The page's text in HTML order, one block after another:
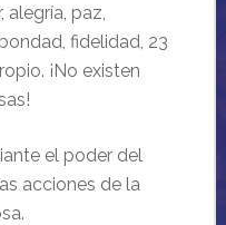
alegría, paz,
fidelidad, 23
¡No existen
el poder del
acciones de la